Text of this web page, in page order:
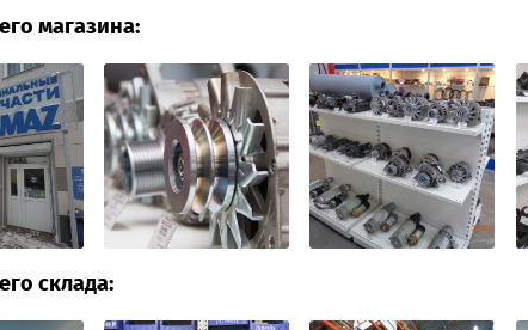
магазина:
склада: